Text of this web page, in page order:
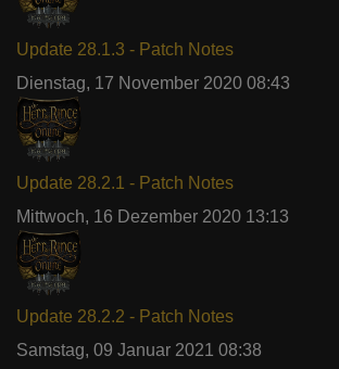
Update 28.1.3 - Patch Notes
Dienstag, 17 November 2020 08:43
Update 28.2.1 - Patch Notes
Mittwoch, 16 Dezember 2020 13:13
Update 28.2.2 - Patch Notes
Samstag, 09 Januar 2021 08:38